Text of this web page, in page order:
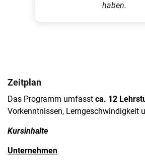
haben.
Zeitplan
Das Programm umfasst ca. 12
Vorkenntnissen, Lerngeschwindigkeit
Kursinhalte
Unternehmen